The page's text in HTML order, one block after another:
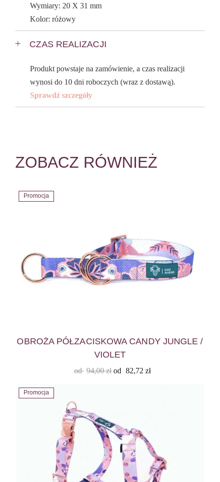
Wymiary: 20 X 31 mm
Kolor: różowy
CZAS REALIZACJI
Produkt powstaje na zamówienie, a czas realizacji
wynosi do 10 dni roboczych (wraz z dostawą).
Sprawdź szczegóły
ZOBACZ RÓWNIEŻ
Promocja
OBROŻA PÓŁZACISKOWA CANDY JUNGLE /
VIOLET
od 94,00zł od 82,72 zł
Promocja